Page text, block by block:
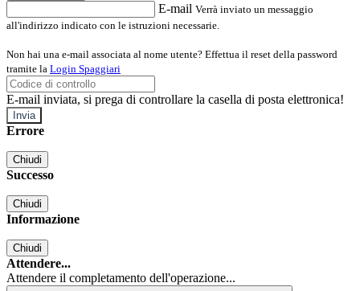
E-mail Verrà inviato un messaggio
all'indirizzo indicato con le istruzioni necessarie.
Non hai una e-mail associata al nome utente? Effettua il reset della password
tramite la Login Spaggiari
E-mail inviata, si prega di controllare la casella di posta elettronica!
Errore
Chiudi
Successo
Chiudi
Informazione
Chiudi
Attendere...
Attendere il completamento dell'operazione...